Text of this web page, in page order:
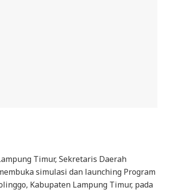
Timur, Sekretaris Daerah
simulasi dan launching Program
Kabupaten Lampung Timur, pada